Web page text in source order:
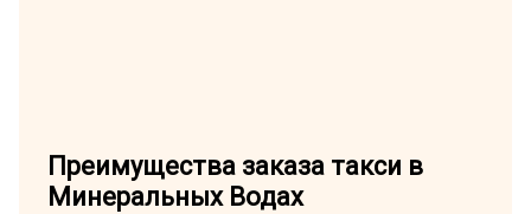
Преимущества заказа такси в
Минеральных Водах